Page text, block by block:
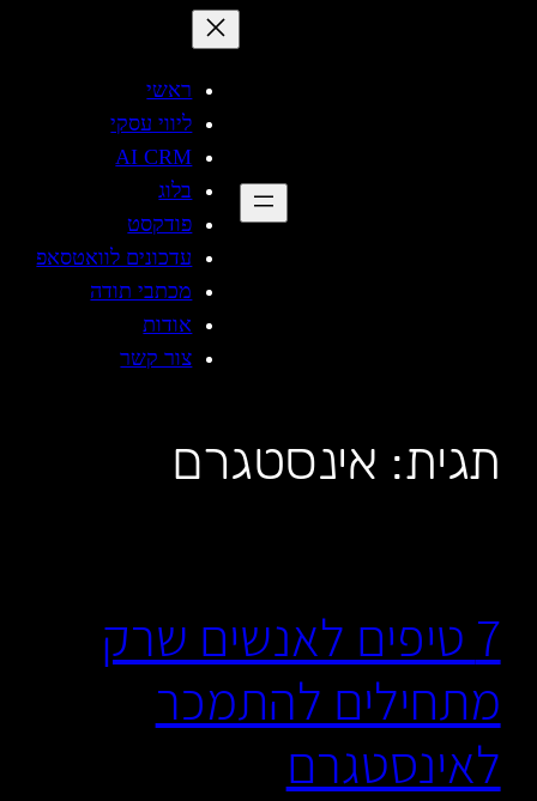
ראשי
ליווי עסקי
AI CRM
בלוג
פודקסט
עדכונים לוואטסאפ
מכתבי תודה
אודות
צור קשר
תגית: אינסטגרם
7 טיפים לאנשים שרק
מתחילים להתמכר
לאינסטגרם